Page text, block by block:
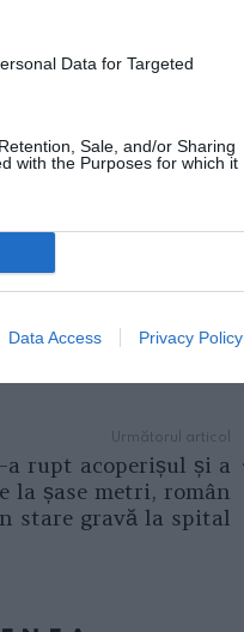
Data for Targeted
Sale, and/or Sharing
with the Purposes for which it
Data Access Privacy Policy
urmele lăsate pe
iar
un centru pentru
000-de-euro-dar-
Următorul articol
a rupt acoperișul și a
la șase metri, român
stare gravă la spital